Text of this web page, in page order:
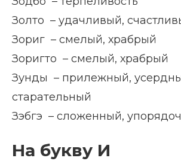
Золто – удачливый,
Зориг – смелый, храбрый
Зоригто – смелый, храбрый
Зунды – прилежный,
старательный
Зэбгэ – сложенный,
На букву И